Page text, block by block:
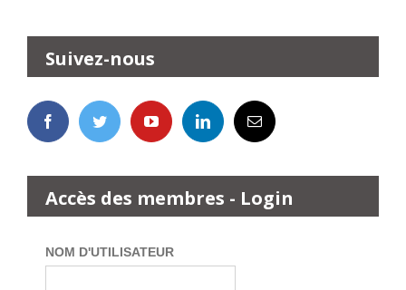
Suivez-nous
Accès des membres - Login
NOM D'UTILISATEUR